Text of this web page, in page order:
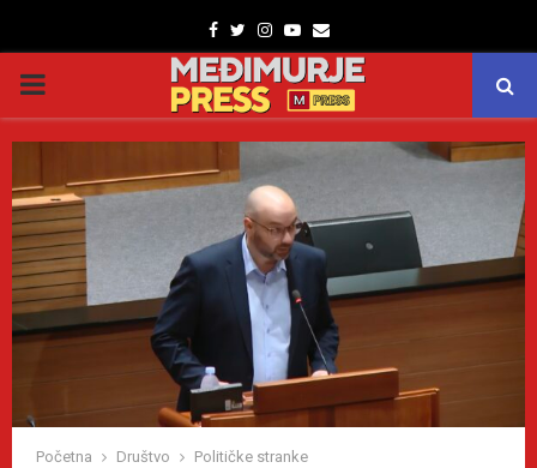
Facebook
TwitterInstagram
Youtube
Email
PRIMARY
MENU
Početna Društvo
Političke stranke